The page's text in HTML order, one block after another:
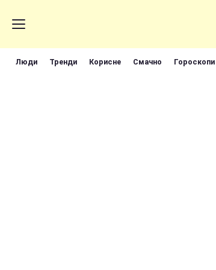
Люди Тренди Корисне Смачно Гороскопи